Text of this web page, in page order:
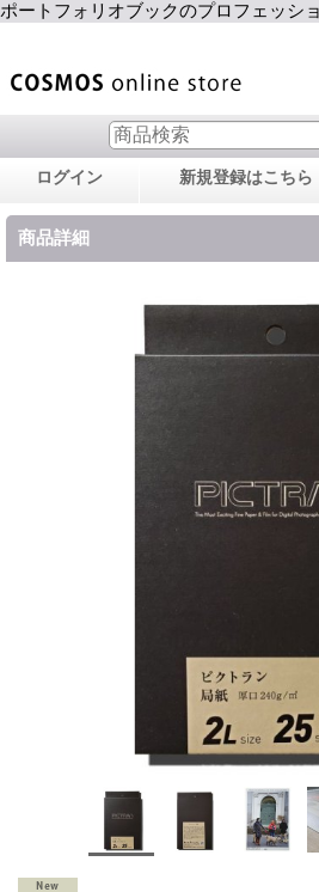
ポートフォリオブックのプロフェッシ
ログイン 新規登録はこちら
商品詳細